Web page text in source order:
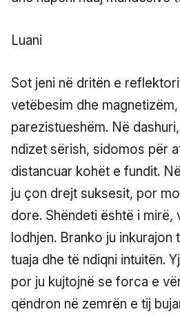
Luani
Sot jeni në dritën e
vetëbesim dhe
parezistueshëm. Në
ndizet sërish, sidomos për
distancuar kohët e fundit.
ju çon drejt suksesit, por
dore. Shëndeti është i mirë,
lodhjen. Branko ju
tuaja dhe të ndiqni intuitën.
por ju kujtojnë se forca e
qëndron në zemrën e tij